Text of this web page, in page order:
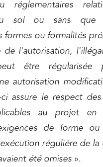
réglementaires
sol ou sans que
formes ou formalités
de l'autorisation,
être régularisée
autorisation
assure le respect des
au projet en
de forme
régulière de la
été omises ».